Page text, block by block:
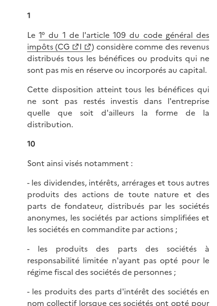
1
Le1° du 1 de l'article 109 du code général des
impôts (CG
I
) considère comme des revenus
distribués tous les bénéfices ou produits qui ne
sont pas mis en réserve ou incorporés au capital.
Cette disposition atteint tous les bénéfices qui
ne sont pas restés investis dans l'entreprise
quelle que soit d'ailleurs la forme de la
distribution.
10
Sont ainsi visés notamment :
- les dividendes, intérêts, arrérages et tous autres
produits des actions de toute nature et des
parts de fondateur, distribués par les sociétés
anonymes, les sociétés par actions simplifiées et
les sociétés en commandite par actions ;
- les produits des parts des sociétés à
responsabilité limitée n'ayant pas opté pour le
régime fiscal des sociétés de personnes ;
- les produits des parts d'intérêt des sociétés en
nom collectif lorsque ces sociétés ont opté pour